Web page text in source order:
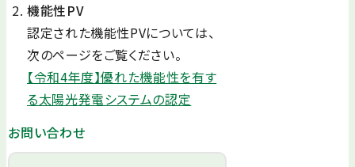
機能性PV
認定された機能性PVについては、
次のページをご覧ください。
【令和4年度】優れた機能性を有す
る太陽光発電システムの認定
お問い合わせ